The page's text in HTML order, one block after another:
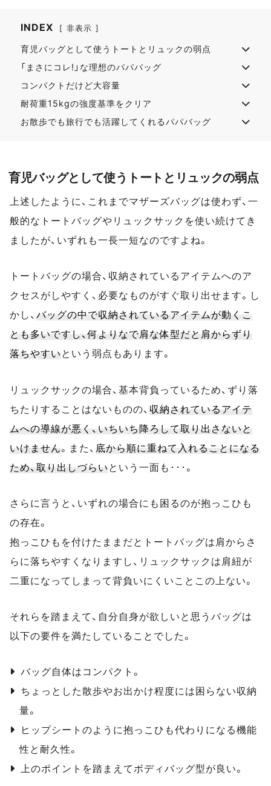
INDEX 非表示
育児バッグとして使うトートとリュックの弱点
「まさにコレ!」な理想のパパバッグ
コンパクトだけど大容量
耐荷重15kgの強度基準をクリア
お散歩でも旅行でも活躍してくれるパパバッグ
育児バッグとして使うトートとリュックの弱点
上述したように、これまでマザーズバッグは使わず、一
般的なトートバッグやリュックサックを使い続けてき
ましたが、いずれも一長一短なのですよね。
トートバッグの場合、収納されているアイテムへのア
クセスがしやすく、必要なものがすぐ取り出せます。し
かし、 バッグの中で収納されているアイテムが動くこ
とも多いですし、何よりなで肩な体型だと肩からずり
落ちやすいという弱点もあります。
リュックサックの場合、基本背負っているため、ずり落
ちたりすることはないものの、 収納されているアイテ
ムへの導線が悪く、いちいち降ろして取り出さないと
いけません。また、 底から順に重ねて入れることになる
ため、取り出しづらいという一面も･･･。
さらに言うと、いずれの場合にも困るのが抱っこひも
の存在。
抱っこひもを付けたままだとトートバッグは肩からさ
らに落ちやすくなりますし、リュックサックは肩紐が
二重になってしまって背負いにくいことこの上ない。
それらを踏まえて、自分自身が欲しいと思うバッグは
以下の要件を満たしていることでした。
バッグ自体はコンパクト。
ちょっとした散歩やお出かけ程度には困らない収納
量。
ヒップシートのように抱っこひも代わりになる機能
性と耐久性。
上のポイントを踏まえてボディバッグ型が良い。